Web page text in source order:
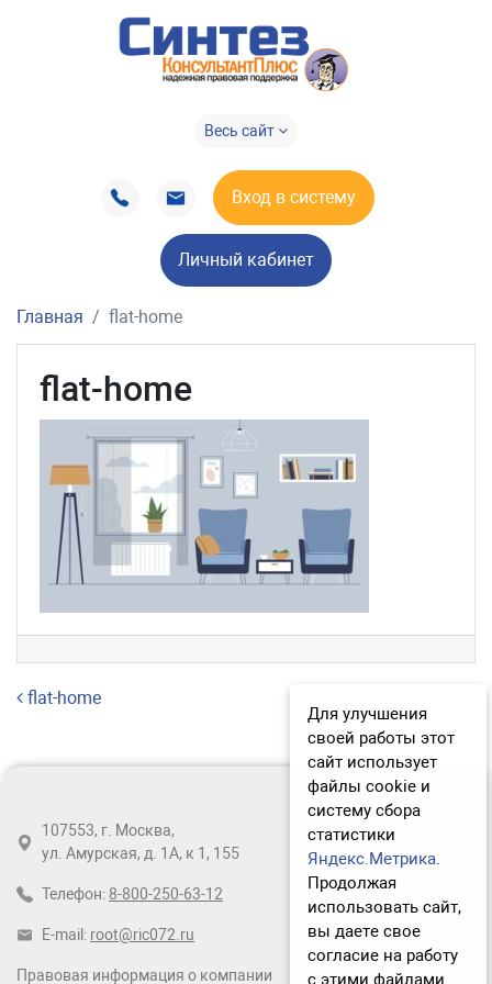
Весь сайт
Вход в систему
Личный кабинет
Главная flat-home
flat-home
Навигация по записям
flat-home
Правовая информация о компании
107553, г. Москва,
ул. Амурская, д. 1А, к 1, 155
Телефон: 8-800-250-63-12
E-mail: root@ric072.ru
Для улучшения
своей работы этот
сайт использует
файлы cookie и
систему сбора
статистики
Яндекс.Метрика.
Продолжая
использовать сайт,
вы даете свое
согласие на работу
с этими файлами.